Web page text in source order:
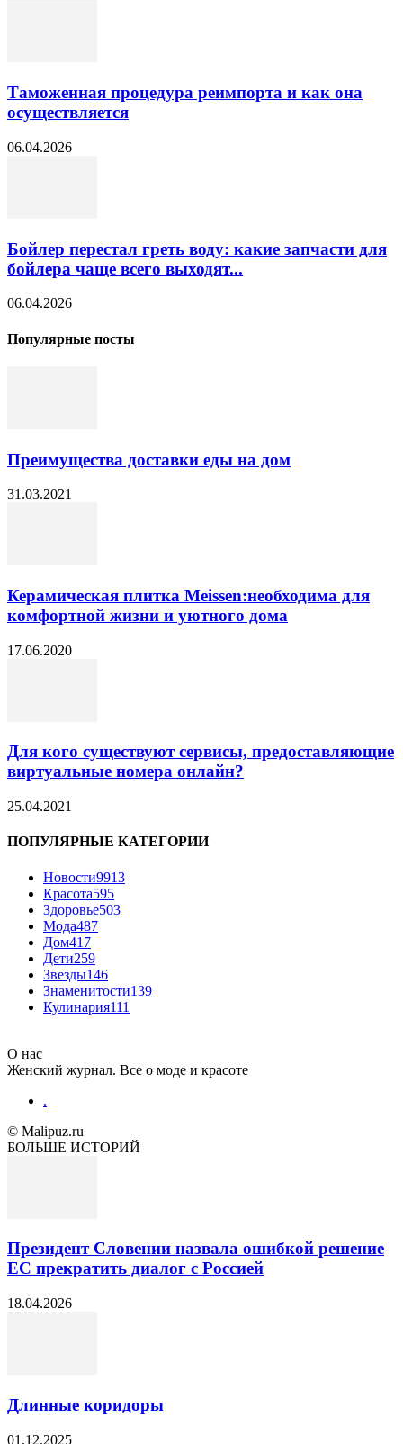
Таможенная процедура реимпорта и как она
осуществляется
06.04.2026
Бойлер перестал греть воду: какие запчасти для
бойлера чаще всего выходят...
06.04.2026
Популярные посты
Преимущества доставки еды на дом
31.03.2021
Керамическая плитка Meissen:необходима для
комфортной жизни и уютного дома
17.06.2020
Для кого существуют сервисы, предоставляющие
виртуальные номера онлайн?
25.04.2021
ПОПУЛЯРНЫЕ КАТЕГОРИИ
Новости9913
Красота595
Здоровье503
Мода487
Дом417
Дети259
Звезды146
Знаменитости139
Кулинария111
О нас
Женский журнал. Все о моде и красоте
.
© Malipuz.ru
БОЛЬШЕ ИСТОРИЙ
Президент Словении назвала ошибкой решение
ЕС прекратить диалог с Россией
18.04.2026
Длинные коридоры
01.12.2025